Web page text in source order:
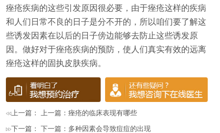
痤疮疾病的这些引发原因很必要，由于痤疮这样的疾病
和人们日常不良的日子是分不开的，所以咱们要了解这
些诱发因素在以后的日子傍边能够去防止这些诱发原
因。做好对于痤疮疾病的预防，使人们真实有效的远离
痤疮这样的固执皮肤疾病。
上一篇： 上一篇：痤疮的临床表现有哪些
下一篇： 下一篇： 多种因素会导致痘痘的出现